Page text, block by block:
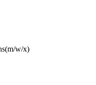
(m/w/x)